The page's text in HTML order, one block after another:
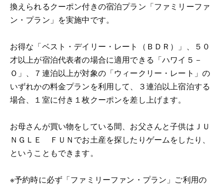
換えられるクーポン付きの宿泊プラン「ファミリーファ
ン・プラン」を実施中です。
お得な「ベスト・デイリー・レート（ＢＤＲ）」、５０
才以上が宿泊代表者の場合に適用できる「ハワイ５－
Ｏ」、７連泊以上が対象の「ウィークリー・レート」の
いずれかの料金プランを利用して、３連泊以上宿泊する
場合、１室に付き１枚クーポンを差し上げます。
お母さんが買い物をしている間、お父さんと子供はＪＵ
ＮＧＬＥ ＦＵＮでお土産を探したりゲームをしたり、
ということもできます。
※予約時に必ず「ファミリーファン・プラン」ご利用の